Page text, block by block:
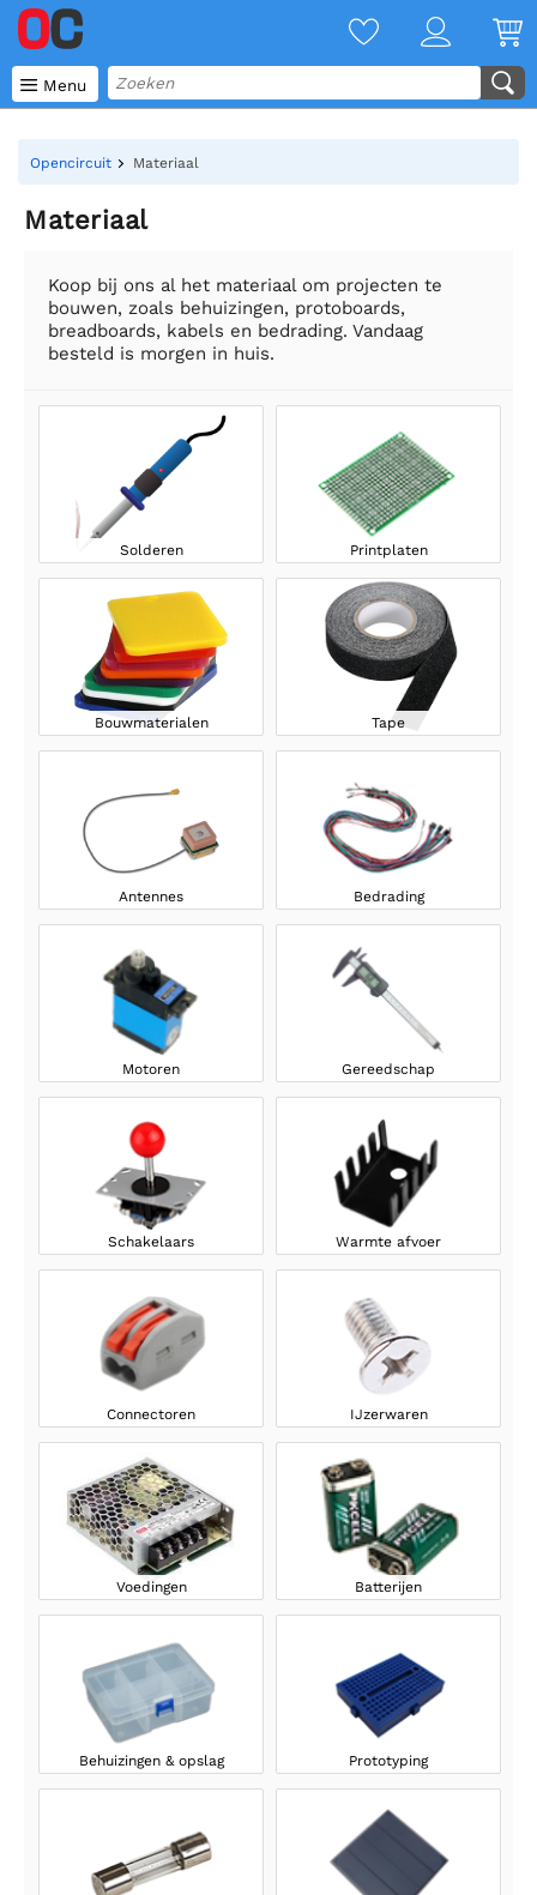
 Menu
Opencircuit Materiaal
Materiaal
Koop bij ons al het materiaal om projecten te
bouwen, zoals behuizingen, protoboards,
breadboards, kabels en bedrading. Vandaag
besteld is morgen in huis.
Solderen Printplaten
Bouwmaterialen Tape
Antennes Bedrading
Motoren Gereedschap
Schakelaars Warmte afvoer
Connectoren IJzerwaren
Voedingen Batterijen
Behuizingen & opslag Prototyping